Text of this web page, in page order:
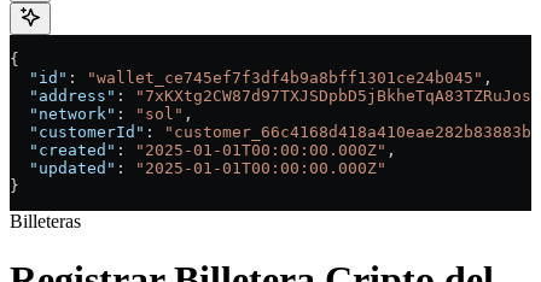
{
  "id"
: "wallet_ce745ef7f3df4b9a8bff1301ce24b045" ,
  "address"
:
  "network"
: "sol" ,
  "customerId"
:
  "created"
: "2025-01-01T00:00:00.000Z" ,
  "updated"
:
"2025-01-01T00:00:00.000Z"
}
Billeteras